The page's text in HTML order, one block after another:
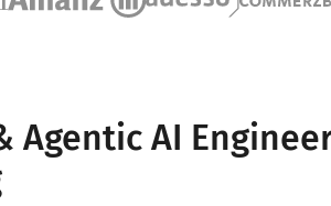
Agentic AI